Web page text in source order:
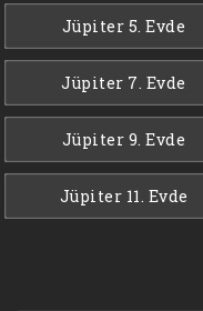
Jüpiter 5. Evde
Jüpiter 7. Evde
Jüpiter 9. Evde
Jüpiter 11. Evde